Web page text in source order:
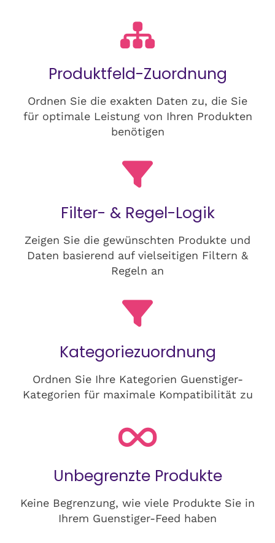
Produktfeld-Zuordnung
Ordnen Sie die exakten Daten zu, die Sie
für optimale Leistung von Ihren Produkten
benötigen
Filter- & Regel-Logik
Zeigen Sie die gewünschten Produkte und
Daten basierend auf vielseitigen Filtern &
Regeln an
Kategoriezuordnung
Ordnen Sie Ihre Kategorien Guenstiger-
Kategorien für maximale Kompatibilität zu
Unbegrenzte Produkte
Keine Begrenzung, wie viele Produkte Sie in
Ihrem Guenstiger-Feed haben